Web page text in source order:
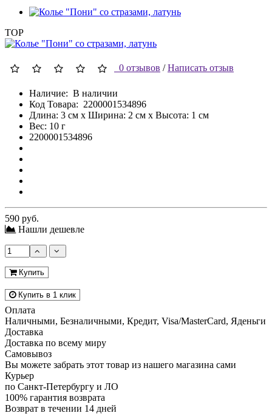
TOP
0 отзывов / Написать отзыв
Наличие: В наличии
Код Товара: 2200001534896
Длина: 3 см x Ширина: 2 см x Высота: 1 см
Вес: 10 г
2200001534896
590 руб.
Нашли дешевле
Купить
Купить в 1 клик
Оплата
Наличными, Безналичными, Кредит, Visa/MasterCard, Яденьги
Доставка
Доставка по всему миру
Самовывоз
Вы можете забрать этот товар из нашего магазина сами
Курьер
по Санкт-Петербургу и ЛО
100% гарантия возврата
Возврат в течении 14 дней